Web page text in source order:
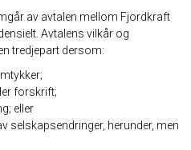
av avtalen mellom Fjordkraft
Avtalens vilkår og
tredjepart dersom:
forskrift;
eller
selskapsendringer, herunder, men